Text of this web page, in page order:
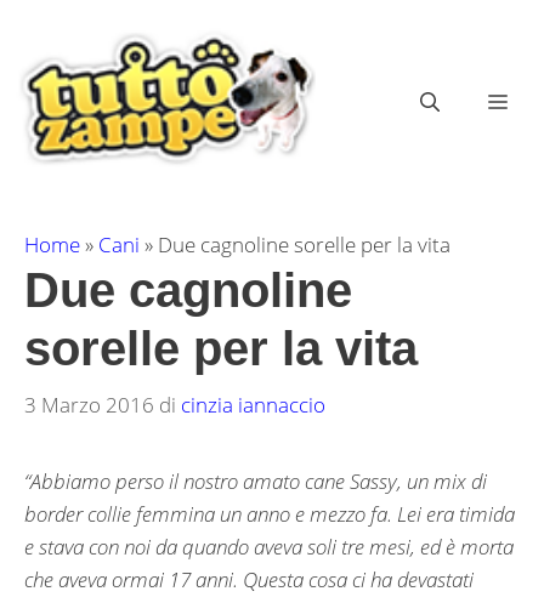
contenuto
Home» Cani » Due cagnoline sorelle per la vita
Due cagnoline
sorelle per la vita
3 Marzo 2016 di cinzia iannaccio
“Abbiamo perso il nostro amato cane Sassy, un mix di
border collie femmina un anno e mezzo fa. Lei era timida
e stava con noi da quando aveva soli tre mesi, ed è morta
che aveva ormai 17 anni. Questa cosa ci ha devastati